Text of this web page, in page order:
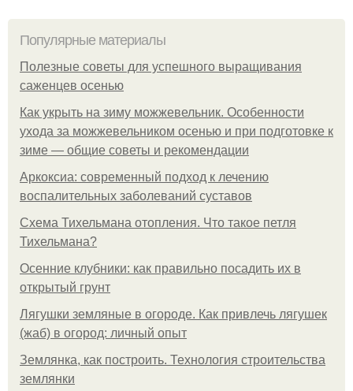
Популярные материалы
Полезные советы для успешного выращивания
саженцев осенью
Как укрыть на зиму можжевельник. Особенности
ухода за можжевельником осенью и при подготовке к
зиме — общие советы и рекомендации
Аркоксиа: современный подход к лечению
воспалительных заболеваний суставов
Схема Тихельмана отопления. Что такое петля
Тихельмана?
Осенние клубники: как правильно посадить их в
открытый грунт
Лягушки земляные в огороде. Как привлечь лягушек
(жаб) в огород: личный опыт
Землянка, как построить. Технология строительства
землянки